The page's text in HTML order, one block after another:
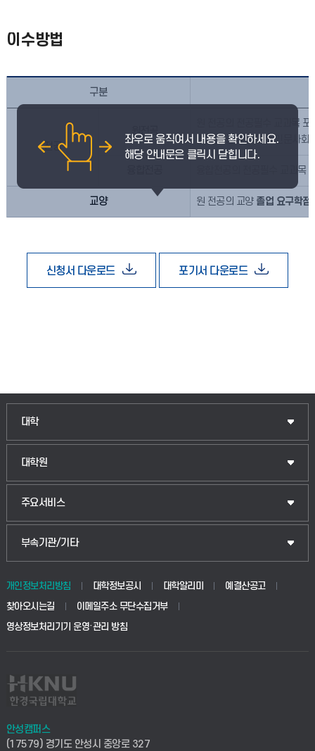
이수방법
구분
전공
원전공
원 전공의 전공필수 교과목
(법학전공을 제외한 인문사
융합전공의 전공필수 교과목
교양 원 전공의 교양 졸업 요구학점
신청서 다운로드 포기서 다운로드
대학
대학원
주요서비스
부속기관/기타
개인정보처리방침 대학정보공시 대학알리미
예결산공고
찾아오시는길
이메일주소 무단수집거부
영상정보처리기기 운영·관리 방침
안성캠퍼스
(17579) 경기도 안성시 중앙로 327